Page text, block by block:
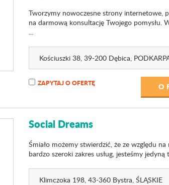
Tworzymy nowoczesne strony internetowe,
na darmową konsultację Twojego pomysłu.
...
Kościuszki 38, 39-200 Dębica,
ZAPYTAJ O OFERTĘ O
Social Dreams
Śmiało możemy stwierdzić, że ze względu
bardzo szeroki zakres usług, jesteśmy
Klimczoka 198, 43-360 Bystra, ŚLĄSKIE